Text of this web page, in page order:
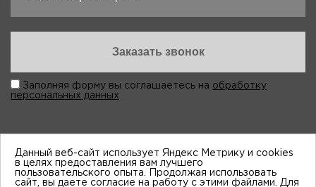
Заполняя форму вы соглашаетесь на обработку
персональных данных
“Виктория-Авто”, 1998-2026
Данный веб-сайт использует Яндекс Метрику и cookies
в целях предоставления вам лучшего
пользовательского опыта. Продолжая использовать
сайт, вы даете согласие на работу с этими файлами. Для